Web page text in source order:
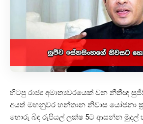
හිටපු රාජ්‍ය අමාත්‍යවරයෙක් වන නීතීඥ
අයත් මහනුවර හන්තාන නිවාස යෝජනා
හොරු බිඳ රුපියල් ලක්ෂ 5ට ආසන්න මුදල්